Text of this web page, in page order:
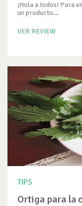
¡Hola a todos! Para
un producto...
VER REVIEW
TIPS
Ortiga para la